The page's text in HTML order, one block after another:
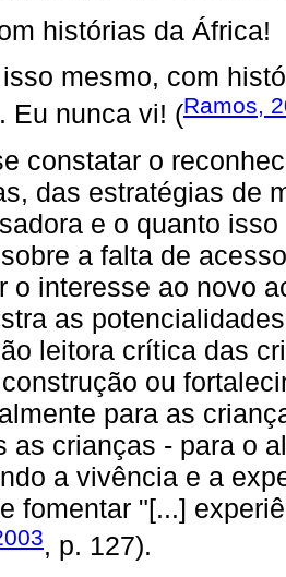
histórias da África!
mesmo, com
Eu nunca vi! (Ramos,
constatar o
das estratégias de
e o quanto
a falta de
o interesse ao novo
as
leitora crítica das
ou
para as
as crianças - para o
a vivência e a
fomentar "[...]
, p. 127).